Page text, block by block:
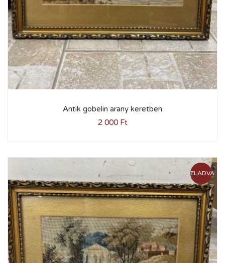
Antik gobelin arany keretben
2 000 Ft
ELADVA